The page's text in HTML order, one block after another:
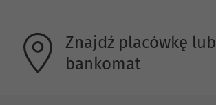
Znajdź placówkę lub
bankomat